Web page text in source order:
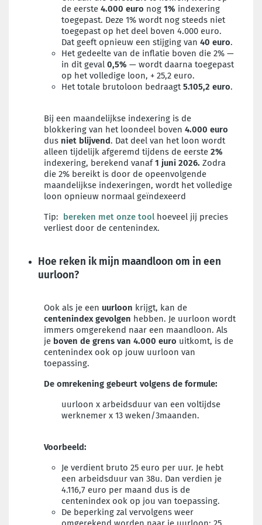
de eerste 4.000 euro nog 1% indexering
toegepast. Deze 1% wordt nog steeds niet
toegepast op het deel boven 4.000 euro.
Dat geeft opnieuw een stijging van 40 euro.
Het gedeelte van de inflatie boven die 2% —
in dit geval 0,5% — wordt daarna toegepast
op het volledige loon, + 25,2 euro.
Het totale brutoloon bedraagt 5.105,2 euro.
Bij een maandelijkse indexering is de
blokkering van het loondeel boven 4.000 euro
dus niet blijvend. Dat deel van het loon wordt
alleen tijdelijk afgeremd tijdens de eerste 2%
indexering, berekend vanaf1 juni 2026. Zodra
die 2% bereikt is door de opeenvolgende
maandelijkse indexeringen, wordt het volledige
loon opnieuw normaal geïndexeerd
Tip: bereken met onze tool hoeveel jij precies
verliest door de centenindex.
Hoe reken ik mijn maandloon om in een
uurloon?
Ook als je een uurloon krijgt, kan de
centenindex gevolgen hebben. Je uurloon wordt
immers omgerekend naar een maandloon. Als
je boven de grens van 4.000 euro uitkomt, is de
centenindex ook op jouw uurloon van
toepassing.
De omrekening gebeurt volgens de formule:
uurloon x arbeidsduur van een voltijdse
werknemer x 13 weken/3maanden.
Voorbeeld:
Je verdient bruto 25 euro per uur. Je hebt
een arbeidsduur van 38u. Dan verdien je
4.116,7 euro per maand dus is de
centenindex ook op jou van toepassing.
De beperking zal vervolgens weer